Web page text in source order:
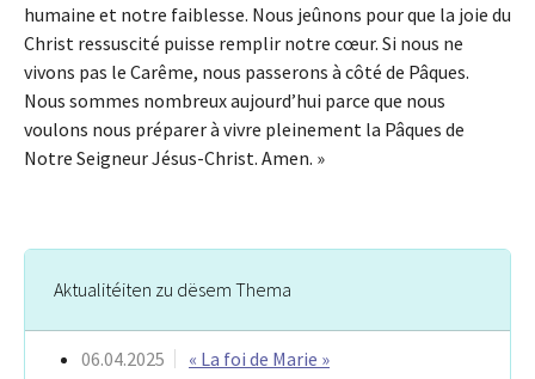
humaine et notre faiblesse. Nous jeûnons pour que la joie du
Christ ressuscité puisse remplir notre cœur. Si nous ne
vivons pas le Carême, nous passerons à côté de Pâques.
Nous sommes nombreux aujourd’hui parce que nous
voulons nous préparer à vivre pleinement la Pâques de
Notre Seigneur Jésus-Christ. Amen. »
Aktualitéiten zu dësem Thema
06.04.2025
« La foi de Marie »